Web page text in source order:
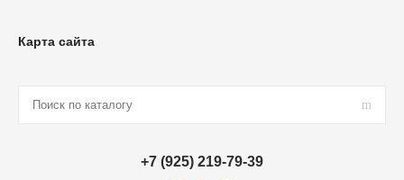
Карта сайта
+7 (925) 219-79-39